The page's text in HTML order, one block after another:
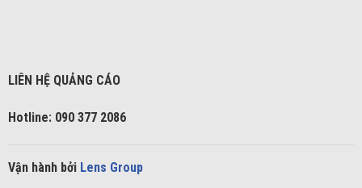
LIÊN HỆ QUẢNG CÁO
Hotline: 090 377 2086
Vận hành bởi Lens Group